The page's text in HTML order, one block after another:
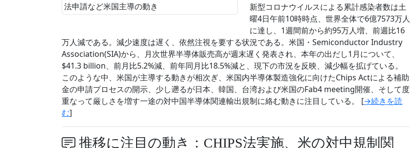
新型コロナウイルスによる累計感染者数は土
曜4日午前10時時点、世界全体で6億7573万人
に達し、1週間前から約95万人増、前週比16
万人減である。減少速度は遅く、依然注視を要する状況である。米国・Semiconductor Industry
Association(SIA)から、月次世界半導体販売高が週末遅く発表され、本年の出だし1月について、
$41.3 billion、前月比5.2%減、前年同月比18.5%減と、現下の市況を反映、減少幅を拡げている。
このような中、米国が主導する動きが相次ぎ、米国内半導体製造強化に向けたChips Actによる補助
金の申請プロセスの開示、少し遡るが日本、韓国、台湾および米国のFab4 meeting開催、そして度
重なって厳しさを増す一途の対中国半導体関連輸出規制に絡む動きに注目している。 [→続きを読
む]
推移に注目の動き：CHIPS法実施、米の対中規制関